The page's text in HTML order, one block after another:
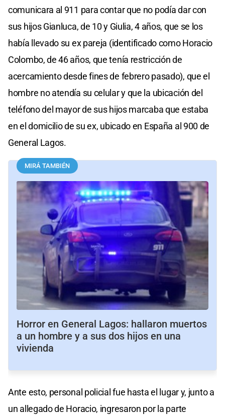
comunicara al 911 para contar que no podía dar con
sus hijos Gianluca, de 10 y Giulia, 4 años, que se los
había llevado su ex pareja (identificado como Horacio
Colombo, de 46 años, que tenía restricción de
acercamiento desde fines de febrero pasado), que el
hombre no atendía su celular y que la ubicación del
teléfono del mayor de sus hijos marcaba que estaba
en el domicilio de su ex, ubicado en España al 900 de
General Lagos.
MIRÁ TAMBIÉN
Horror en General Lagos: hallaron muertos
a un hombre y a sus dos hijos en una
vivienda
Ante esto, personal policial fue hasta el lugar y, junto a
un allegado de Horacio, ingresaron por la parte